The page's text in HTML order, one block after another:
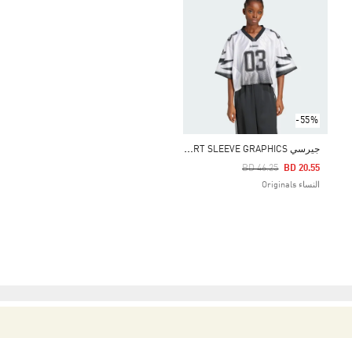
-55%
ج
يرسي ADILENIUM SEASON 3 SHORT SLEEVE GRAPHICS
Price Reduced From
BD 46.25
To BD 20.55
النساء Originals